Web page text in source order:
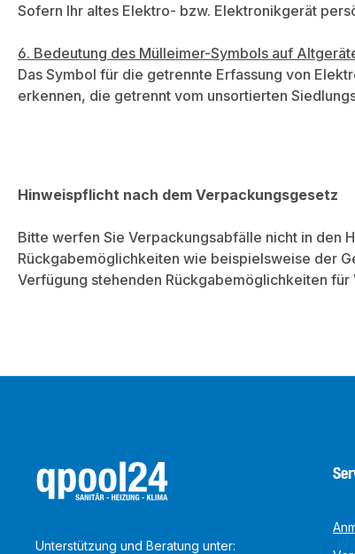
Sofern Ihr altes Elektro- bzw. Elektronikgerät
6. Bedeutung des Mülleimer-Symbols auf
Das Symbol für die getrennte Erfassung von
erkennen, die getrennt vom unsortierten
Hinweispflicht nach dem Verpackungsgesetz
Bitte werfen Sie Verpackungsabfälle nicht in den
Rückgabemöglichkeiten wie beispielsweise der
Verfügung stehenden Rückgabemöglichkeiten
Unterstützung und Beratung unter: